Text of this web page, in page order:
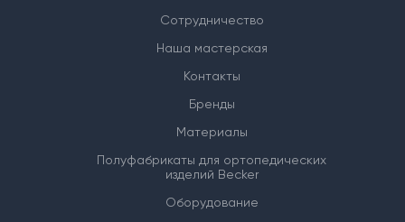
Сотрудничество
Наша мастерская
Контакты
Бренды
Материалы
Полуфабрикаты для ортопедических
изделий Becker
Оборудование